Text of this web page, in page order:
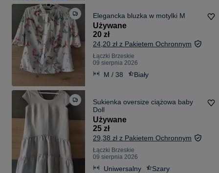
Elegancka bluzka w motylki M
Używane
20 zł
24,20 zł z Pakietem Ochronnym
Łączki Brzeskie
09 sierpnia 2026
M / 38 Biały
Sukienka oversize ciążowa baby
Doll
Używane
25 zł
29,38 zł z Pakietem Ochronnym
Łączki Brzeskie
09 sierpnia 2026
Uniwersalny Szary